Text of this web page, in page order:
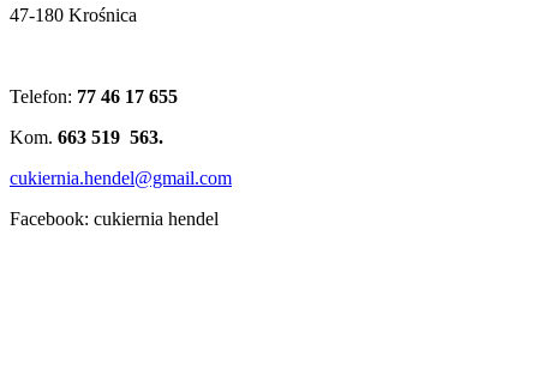
47-180 Krośnica
Telefon: 77 46 17 655
Kom. 663 519 563.
cukiernia.hendel@gmail.com
Facebook: cukiernia hendel